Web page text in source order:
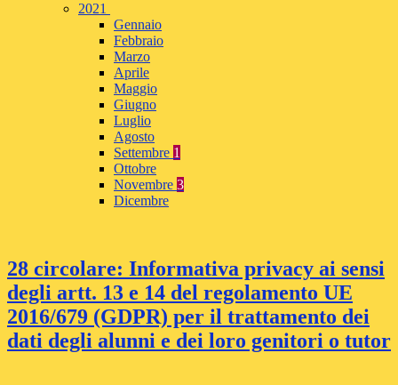
2021
Gennaio
Febbraio
Marzo
Aprile
Maggio
Giugno
Luglio
Agosto
Settembre 1
Ottobre
Novembre 3
Dicembre
28 circolare: Informativa privacy ai sensi
degli artt. 13 e 14 del regolamento UE
2016/679 (GDPR) per il trattamento dei
dati degli alunni e dei loro genitori o tutor